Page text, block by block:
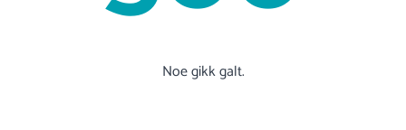
Noe gikk galt.